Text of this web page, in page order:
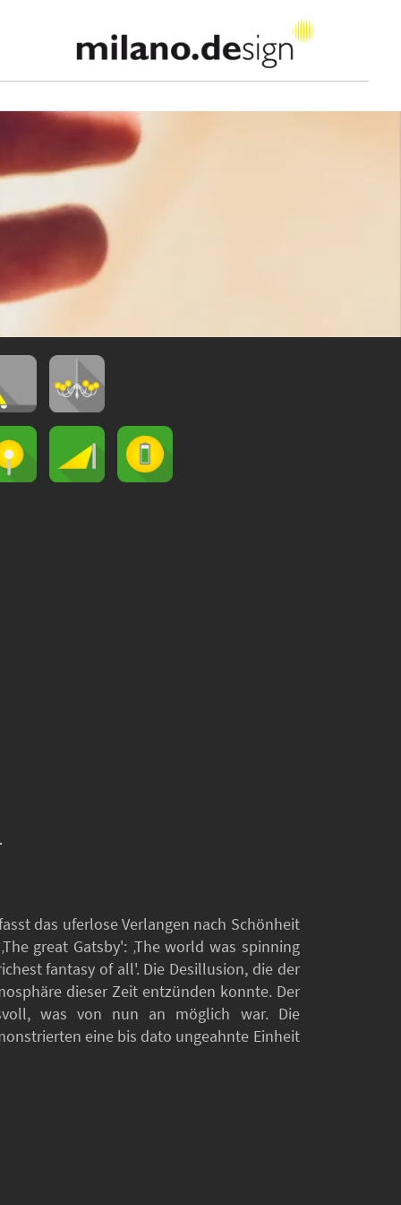
das uferlose Verlangen nach Schönheit
great Gatsby': ‚The world was spinning
fantasy of all'. Die Desillusion, die der
dieser Zeit entzünden konnte. Der
was von nun an möglich war. Die
eine bis dato ungeahnte Einheit